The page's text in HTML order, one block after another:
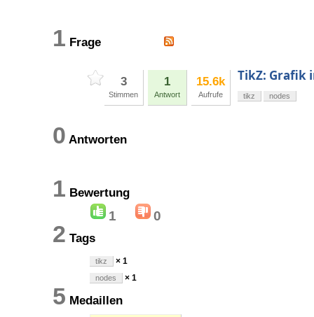
1 Frage
3
Stimmen
1
Antwort
15.6k
Aufrufe
TikZ: Grafik
tikz nodes
0 Antworten
1 Bewertung
1 0
2 Tags
tikz × 1
nodes × 1
5 Medaillen